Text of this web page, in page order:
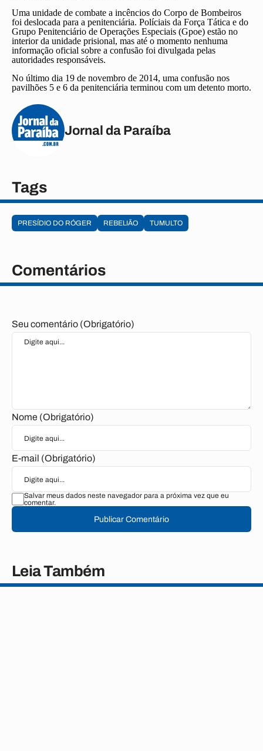
Uma unidade de combate a incêncios do Corpo de Bombeiros
foi deslocada para a penitenciária. Políciais da Força Tática e do
Grupo Penitenciário de Operações Especiais (Gpoe) estão no
interior da unidade prisional, mas até o momento nenhuma
informação oficial sobre a confusão foi divulgada pelas
autoridades responsáveis.
No último dia 19 de novembro de 2014, uma confusão nos
pavilhões 5 e 6 da penitenciária terminou com um detento morto.
Jornal da Paraíba
Tags
PRESÍDIO DO RÓGER REBELIÃO TUMULTO
Comentários
Seu comentário (Obrigatório)
Nome (Obrigatório)
E-mail (Obrigatório)
Salvar meus dados neste navegador para a próxima vez que eu
comentar.
Publicar Comentário
Leia Também